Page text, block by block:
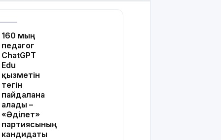
160 мың
педагог
ChatGPT
Edu
қызметін
тегін
пайдалана
алады –
«Әділет»
партиясының
кандидаты